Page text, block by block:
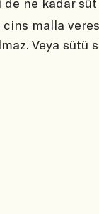
cins malla
Veya sütü